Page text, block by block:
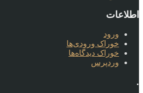
اطلاعات
ورود
خوراک ورودی‌ها
خوراک دیدگاه‌ها
وردپرس
.